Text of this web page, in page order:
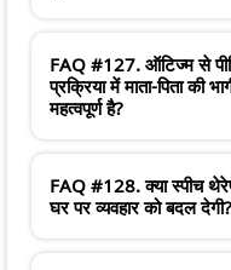
FAQ #127. ऑटिज्म से
प्रक्रिया में माता-पिता की
महत्वपूर्ण है?
FAQ #128. क्या स्पीच
घर पर व्यवहार को बदल देगी?